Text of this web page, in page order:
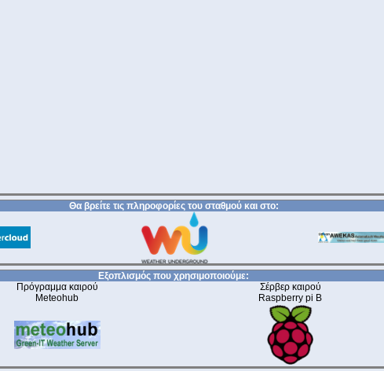
Θα βρείτε τις πληροφορίες του σταθμού και στο:
Εξοπλισμός που χρησιμοποιούμε:
Πρόγραμμα καιρού
Meteohub
Σέρβερ καιρού
Raspberry pi B